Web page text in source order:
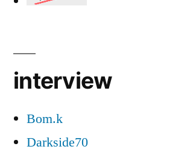
interview
Bom.k
Darkside70